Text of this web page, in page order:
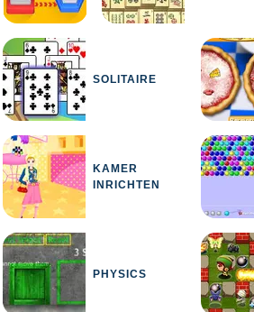
SOLITAIRE
KAMER
INRICHTEN
PHYSICS